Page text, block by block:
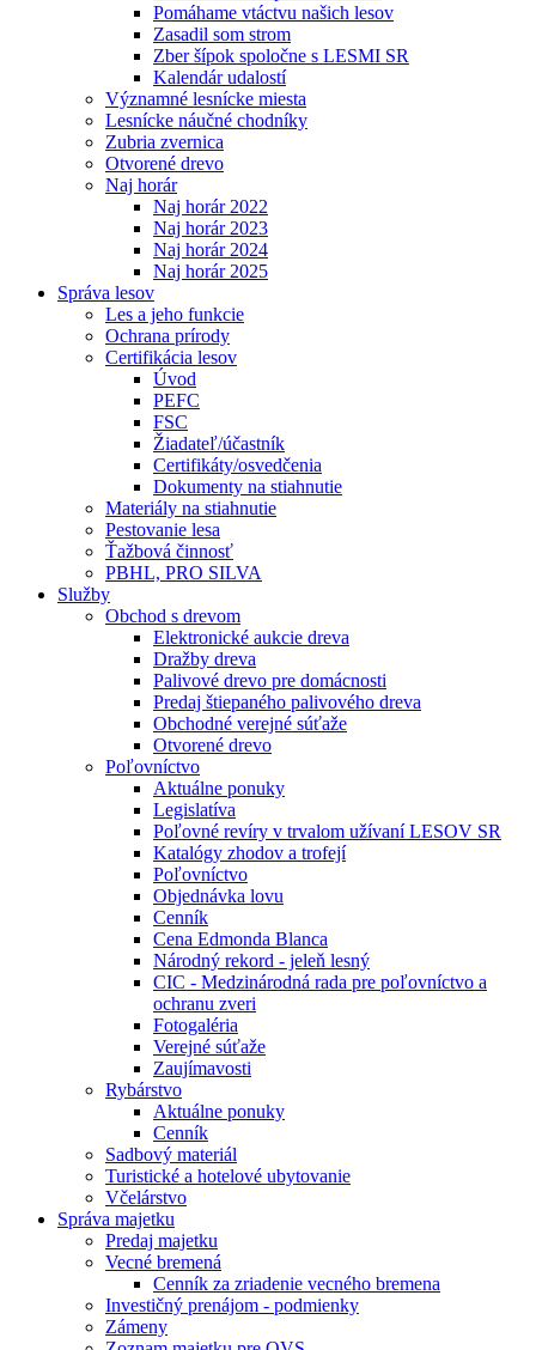
Pomáhame vtáctvu našich lesov
Zasadil som strom
Zber šípok spoločne s LESMI SR
Kalendár udalostí
Významné lesnícke miesta
Lesnícke náučné chodníky
Zubria zvernica
Otvorené drevo
Naj horár
Naj horár 2022
Naj horár 2023
Naj horár 2024
Naj horár 2025
Správa lesov
Les a jeho funkcie
Ochrana prírody
Certifikácia lesov
Úvod
PEFC
FSC
Žiadateľ/účastník
Certifikáty/osvedčenia
Dokumenty na stiahnutie
Materiály na stiahnutie
Pestovanie lesa
Ťažbová činnosť
PBHL, PRO SILVA
Služby
Obchod s drevom
Elektronické aukcie dreva
Dražby dreva
Palivové drevo pre domácnosti
Predaj štiepaného palivového dreva
Obchodné verejné súťaže
Otvorené drevo
Poľovníctvo
Aktuálne ponuky
Legislatíva
Poľovné revíry v trvalom užívaní LESOV SR
Katalógy zhodov a trofejí
Poľovníctvo
Objednávka lovu
Cenník
Cena Edmonda Blanca
Národný rekord - jeleň lesný
CIC - Medzinárodná rada pre poľovníctvo a
ochranu zveri
Fotogaléria
Verejné súťaže
Zaujímavosti
Rybárstvo
Aktuálne ponuky
Cenník
Sadbový materiál
Turistické a hotelové ubytovanie
Včelárstvo
Správa majetku
Predaj majetku
Vecné bremená
Cenník za zriadenie vecného bremena
Investičný prenájom - podmienky
Zámeny